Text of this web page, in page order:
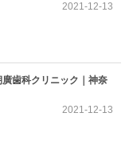
2021-12-13
歯科クリニック｜神奈
2021-12-13